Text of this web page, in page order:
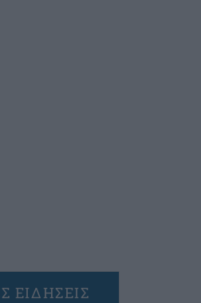
ΕΙΔΗΣΕΙΣ